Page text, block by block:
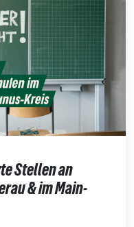
Stellen an
& im Main-